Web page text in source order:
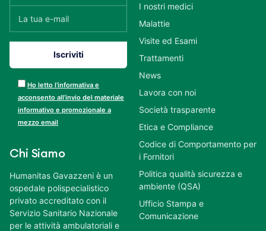
Ho letto l’informativa e
acconsento all’invio del materiale
informativo e promozionale a
mezzo email
Chi Siamo
Humanitas Gavazzeni è un
ospedale polispecialistico
privato accreditato con il
Servizio Sanitario Nazionale
per le attività ambulatoriali e
I nostri medici
Malattie
Visite ed Esami
Trattamenti
News
Lavora con noi
Società trasparente
Etica e Compliance
Codice di Comportamento per
i Fornitori
Politica qualità sicurezza e
ambiente (QSA)
Ufficio Stampa e
Comunicazione